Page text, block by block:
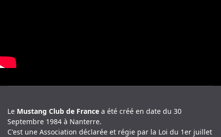
Le Mustang Club de France a été créé en date du 30
Septembre 1984 à Nanterre.
C'est une Association déclarée et régie par la Loi du 1er juillet